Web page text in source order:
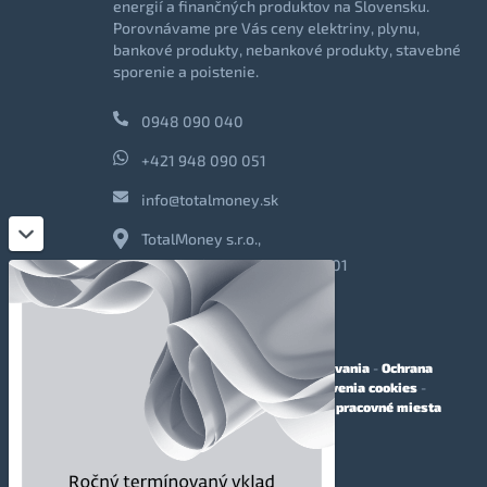
energií a finančných produktov na Slovensku.
Porovnávame pre Vás ceny elektriny, plynu,
bankové produkty, nebankové produkty, stavebné
sporenie a poistenie.
0948 090 040
+421 948 090 051
info@totalmoney.sk
TotalMoney s.r.o.,
Levočská 866, Poprad, 058 01
-Reklama- Podmienky používania - Ochrana
osobných údajov-Cookies Nastavenia cookies -
Finančné sprostredkovanie-Voľné pracovné miesta
Affiliate - partnerský program